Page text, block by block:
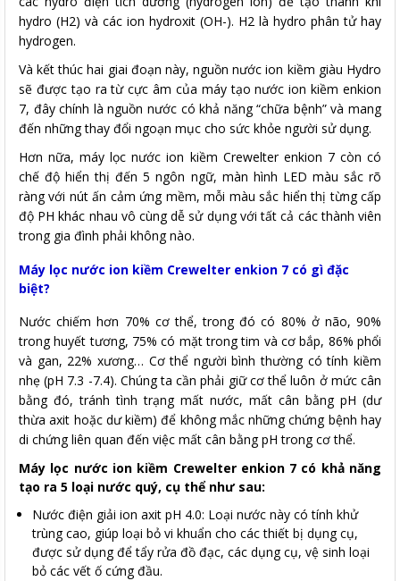
hydro (H2) và các ion hydroxit (OH-). H2 là hydro phân tử hay
hydrogen.
Và kết thúc hai giai đoạn này, nguồn nước ion kiềm giàu Hydro
sẽ được tạo ra từ cực âm của máy tạo nước ion kiềm enkion
7, đây chính là nguồn nước có khả năng “chữa bệnh” và mang
đến những thay đổi ngoạn mục cho sức khỏe người sử dụng.
Hơn nữa, máy lọc nước ion kiềm Crewelter enkion 7 còn có
chế độ hiển thị đến 5 ngôn ngữ, màn hình LED màu sắc rõ
ràng với nút ấn cảm ứng mềm, mỗi màu sắc hiển thị từng cấp
độ PH khác nhau vô cùng dễ sử dụng với tất cả các thành viên
trong gia đình phải không nào.
Máy lọc nước ion kiềm Crewelter enkion 7 có gì đặc
biệt?
Nước chiếm hơn 70% cơ thể, trong đó có 80% ở não, 90%
trong huyết tương, 75% có mặt trong tim và cơ bắp, 86% phổi
và gan, 22% xương… Cơ thể người bình thường có tính kiềm
nhẹ (pH 7.3 -7.4). Chúng ta cần phải giữ cơ thể luôn ở mức cân
bằng đó, tránh tình trạng mất nước, mất cân bằng pH (dư
thừa axit hoặc dư kiềm) để không mắc những chứng bệnh hay
di chứng liên quan đến việc mất cân bằng pH trong cơ thể.
Máy lọc nước ion kiềm Crewelter enkion 7 có khả năng
tạo ra 5 loại nước quý, cụ thể như sau:
Nước điện giải ion axit pH 4.0: Loại nước này có tính khử
trùng cao, giúp loại bỏ vi khuẩn cho các thiết bị dụng cụ,
được sử dụng để tẩy rửa đồ đạc, các dụng cụ, vệ sinh loại
bỏ các vết ố cứng đầu.